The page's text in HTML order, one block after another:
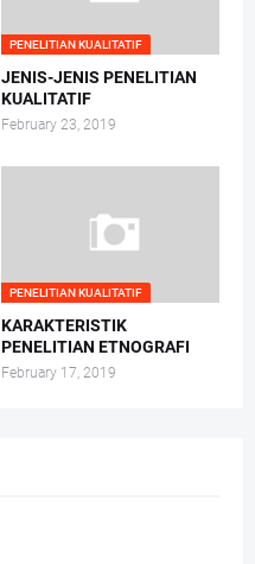
PENELITIAN KUALITATIF
JENIS-JENIS PENELITIAN
KUALITATIF
February 23, 2019
PENELITIAN KUALITATIF
KARAKTERISTIK
PENELITIAN ETNOGRAFI
February 17, 2019